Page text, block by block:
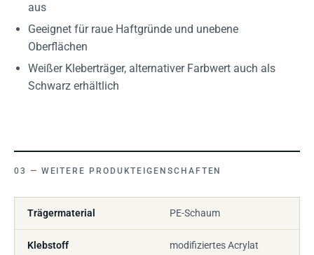
aus
Geeignet für raue Haftgründe und unebene
Oberflächen
Weißer Kleberträger, alternativer Farbwert auch als
Schwarz erhältlich
WEITERE PRODUKTEIGENSCHAFTEN
Trägermaterial PE-Schaum
Klebstoff modifiziertes Acrylat